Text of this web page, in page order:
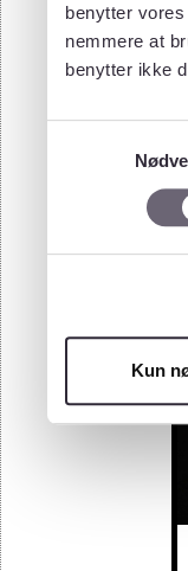
benytter
nemmere at
benytter ikke
Kun